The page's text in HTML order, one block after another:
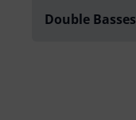
Double Basses